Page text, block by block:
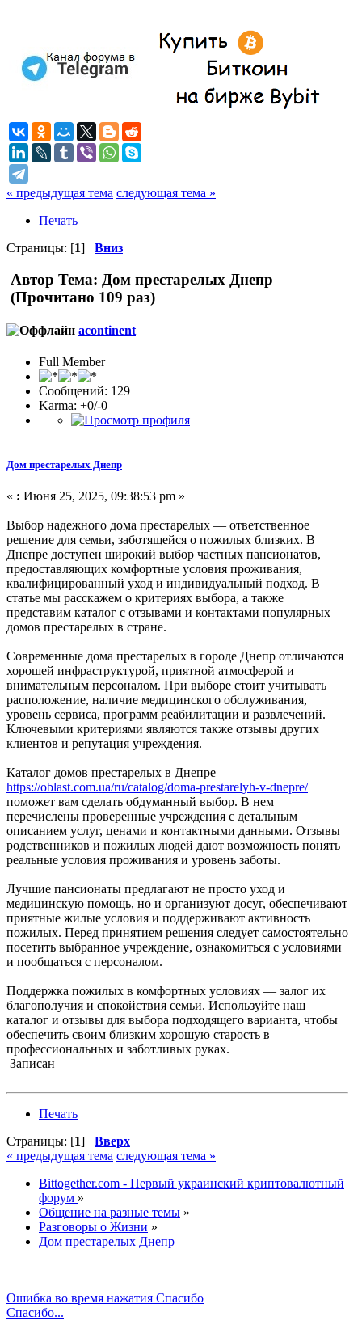
« предыдущая тема следующая тема »
Печать
Страницы: [1] Вниз
Автор Тема: Дом престарелых Днепр
(Прочитано 109 раз)
acontinent
Full Member
Сообщений: 129
Karma: +0/-0
Дом престарелых Днепр
« : Июня 25, 2025, 09:38:53 pm »
Выбор надежного дома престарелых — ответственное
решение для семьи, заботящейся о пожилых близких. В
Днепре доступен широкий выбор частных пансионатов,
предоставляющих комфортные условия проживания,
квалифицированный уход и индивидуальный подход. В
статье мы расскажем о критериях выбора, а также
представим каталог с отзывами и контактами популярных
домов престарелых в стране.
Современные дома престарелых в городе Днепр отличаются
хорошей инфраструктурой, приятной атмосферой и
внимательным персоналом. При выборе стоит учитывать
расположение, наличие медицинского обслуживания,
уровень сервиса, программ реабилитации и развлечений.
Ключевыми критериями являются также отзывы других
клиентов и репутация учреждения.
Каталог домов престарелых в Днепре
https://oblast.com.ua/ru/catalog/doma-prestarelyh-v-dnepre/
поможет вам сделать обдуманный выбор. В нем
перечислены проверенные учреждения с детальным
описанием услуг, ценами и контактными данными. Отзывы
родственников и пожилых людей дают возможность понять
реальные условия проживания и уровень заботы.
Лучшие пансионаты предлагают не просто уход и
медицинскую помощь, но и организуют досуг, обеспечивают
приятные жилые условия и поддерживают активность
пожилых. Перед принятием решения следует самостоятельно
посетить выбранное учреждение, ознакомиться с условиями
и пообщаться с персоналом.
Поддержка пожилых в комфортных условиях — залог их
благополучия и спокойствия семьи. Используйте наш
каталог и отзывы для выбора подходящего варианта, чтобы
обеспечить своим близким хорошую старость в
профессиональных и заботливых руках.
Записан
Печать
Страницы: [1] Вверх
« предыдущая тема следующая тема »
Bittogether.com - Первый украинский криптовалютный
форум »
Общение на разные темы »
Разговоры о Жизни »
Дом престарелых Днепр
Ошибка во время нажатия Спасибо
Спасибо...